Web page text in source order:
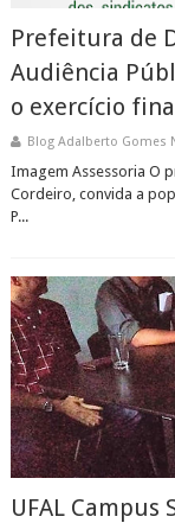
Prefeitura de
Audiência
o exercício
Blog Adalberto Gomes
Imagem Assessoria O
Cordeiro, convida a
P...
UFAL